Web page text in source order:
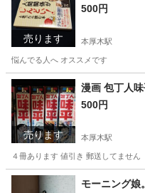
売ります
500円
本厚木駅
悩んでる人へ オススメです
神奈川 厚木市 本厚木駅
売ります
漫画 包丁人
500円
本厚木駅
４冊あります 値引き 郵送してません
神奈川 厚木市 本厚木駅
モーニング娘